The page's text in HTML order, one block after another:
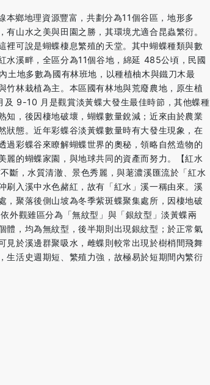
鄉地理資源豐富，共劃分為11個谷區，地形多
山水之美與田園之勝，其環境尤適合昆蟲繁衍。
裡可說是蝴蝶棲息繁殖的天堂。其中蝴蝶種類與數
水溪畔，全區分為11個谷地，綿延 485公頃，民國
土地多數為國有林班地，以種植柚木與鐵刀木最
竹林栽植為主。本區國有林地與荒廢農地，原生植
9-10 月是觀賞淡黃蝶大發生最佳時節，其他蝶種
知，後因棲地破壞，蝴蝶數量銳減；近來由於農業
狀態。近年彩蝶谷淡黃蝶數量時有大發生現象，在
過彩蝶谷來瞭解蝴蝶世界的奧秘，領略自然造物的
麗的蝴蝶家園，與地球共同的資產而努力。【紅水
斷，水質清澈、景色秀麗，與荖濃溪匯流於「紅水
刷入溪中水色赭紅，故有「紅水」溪一稱由來。溪
，聚落後側山坡為冬季紫斑蝶聚集處所，因棲地破
外觀雖區分為「無紋型」與「銀紋型」淡黃蝶兩
體，均為無紋型，後半期則出現銀紋型；於正常氣
見於溪邊群聚吸水，雌蝶則較常出現於樹梢間飛舞
生活史週期短、繁殖力強，故極易於短期間內繁衍